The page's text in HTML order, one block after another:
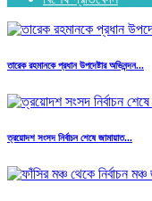
তারেক রহমানকে প্রধান উপদেষ্টার অভিনন্দন...
ত্রয়োদশ সংসদ নির্বাচন শেষে জামায়াত...